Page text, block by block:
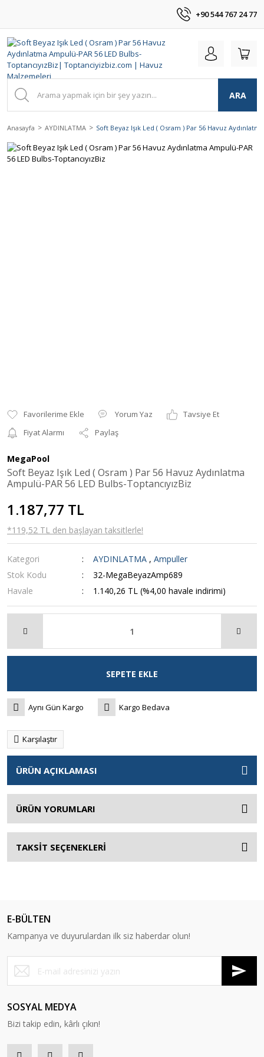
+90 544 767 24 77
ARA
Anasayfa AYDINLATMA Soft Beyaz Işık Led ( Osram ) Par 56 Havuz
Yorum Yaz
Tavsiye Et
Fiyat Alarmı
Paylaş
MegaPool
Soft Beyaz Işık Led ( Osram ) Par 56 Havuz Aydınlatma
Ampulü-PAR 56 LED Bulbs-ToptancıyızBiz
1.187,77 TL
*119,52 TL den başlayan taksitlerle!
Kategori AYDINLATMA ,Ampuller
Stok Kodu
32-MegaBeyazAmp689
Havale
1.140,26 TL (%4,00 havale indirimi)
SEPETE EKLE
Aynı Gün Kargo Kargo Bedava
Karşılaştır
ÜRÜN AÇIKLAMASI
ÜRÜN YORUMLARI
TAKSİT SEÇENEKLERİ
E-BÜLTEN
Kampanya ve duyurulardan ilk siz haberdar olun!
SOSYAL MEDYA
Bizi takip edin, kârlı çıkın!